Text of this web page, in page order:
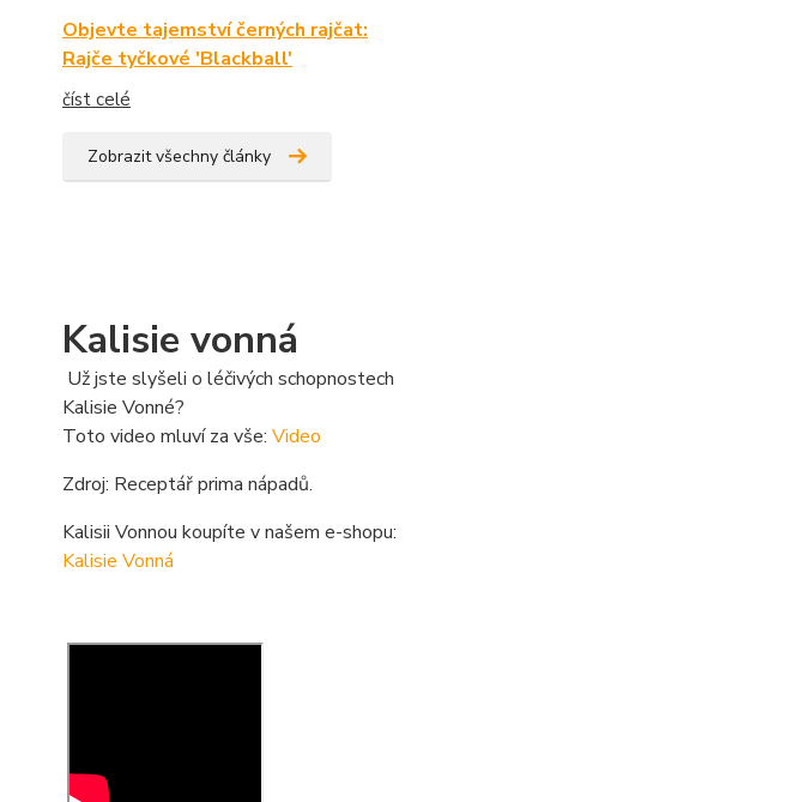
Objevte tajemství černých rajčat:
Rajče tyčkové 'Blackball'
číst celé
Zobrazit všechny články
Kalisie vonná
Už jste slyšeli o léčivých schopnostech
Kalisie Vonné?
Toto video mluví za vše: Video
Zdroj: Receptář prima nápadů.
Kalisii Vonnou koupíte v našem e-shopu:
Kalisie Vonná